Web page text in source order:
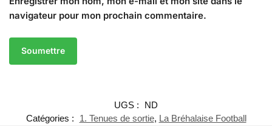
navigateur pour mon prochain commentaire.
UGS :
ND
Catégories :
1. Tenues de sortie, La Bréhalaise Football